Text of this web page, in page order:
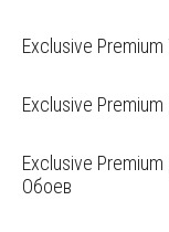
Exclusive
Exclusive
Exclusive
Обоев